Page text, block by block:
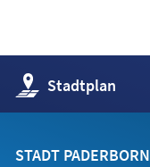
Stadtplan
(Öffnet
in
einem
Tab)
STADT PADERBORN